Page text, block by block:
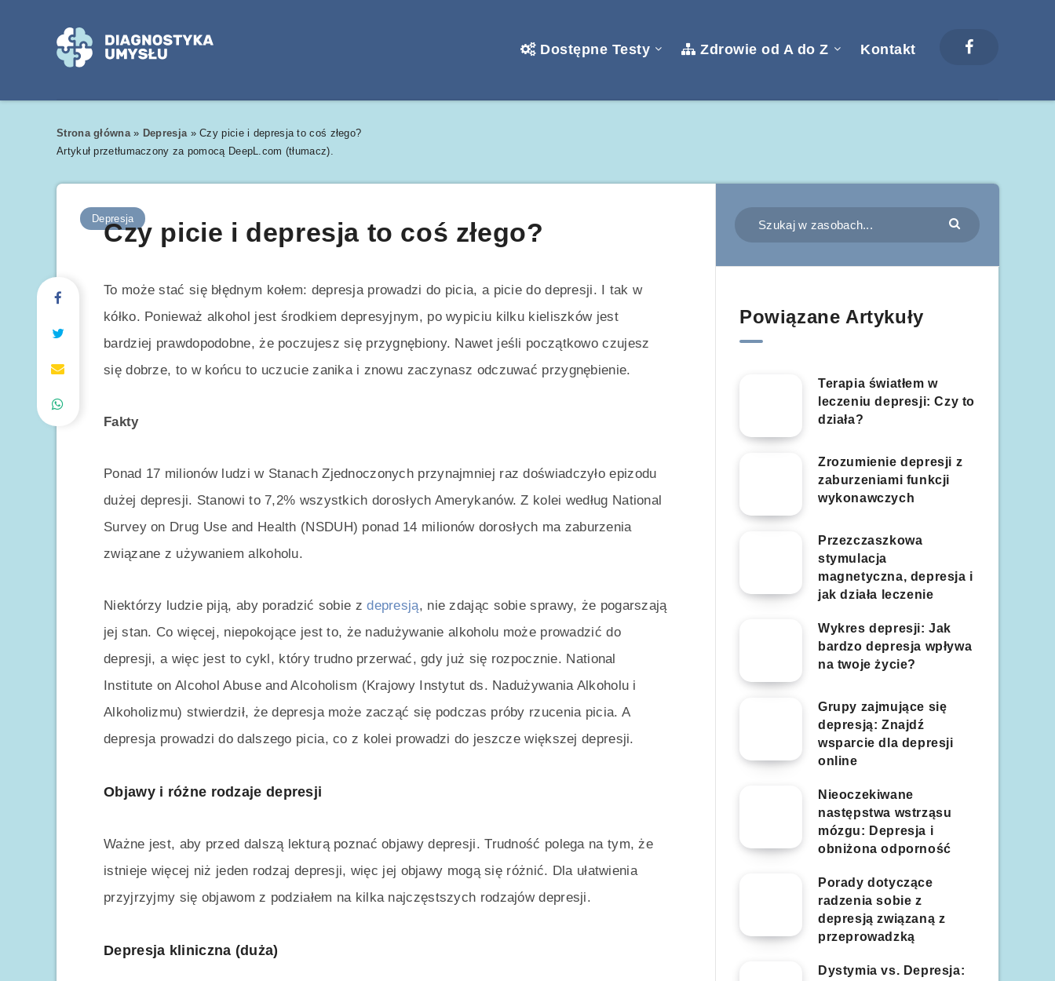
Dostępne Testy Zdrowie od A do Z Kontakt
Strona główna» Depresja»Czy picie i depresja to coś złego?
Artykuł przetłumaczony za pomocą DeepL.com (tłumacz).
Depresja
Czy picie i depresja to coś złego?
To może stać się błędnym kołem: depresja prowadzi do picia, a picie do depresji. I tak w
kółko. Ponieważ alkohol jest środkiem depresyjnym, po wypiciu kilku kieliszków jest
bardziej prawdopodobne, że poczujesz się przygnębiony. Nawet jeśli początkowo czujesz
się dobrze, to w końcu to uczucie zanika i znowu zaczynasz odczuwać przygnębienie.
Fakty
Ponad 17 milionów ludzi w Stanach Zjednoczonych przynajmniej raz doświadczyło epizodu
dużej depresji. Stanowi to 7,2% wszystkich dorosłych Amerykanów. Z kolei według National
Survey on Drug Use and Health (NSDUH) ponad 14 milionów dorosłych ma zaburzenia
związane z używaniem alkoholu.
Niektórzy ludzie piją, aby poradzić sobie zdepresją, nie zdając sobie sprawy, że pogarszają
jej stan. Co więcej, niepokojące jest to, że nadużywanie alkoholu może prowadzić do
depresji, a więc jest to cykl, który trudno przerwać, gdy już się rozpocznie. National
Institute on Alcohol Abuse and Alcoholism (Krajowy Instytut ds. Nadużywania Alkoholu i
Alkoholizmu) stwierdził, że depresja może zacząć się podczas próby rzucenia picia. A
depresja prowadzi do dalszego picia, co z kolei prowadzi do jeszcze większej depresji.
Objawy i różne rodzaje depresji
Ważne jest, aby przed dalszą lekturą poznać objawy depresji. Trudność polega na tym, że
istnieje więcej niż jeden rodzaj depresji, więc jej objawy mogą się różnić. Dla ułatwienia
przyjrzyjmy się objawom z podziałem na kilka najczęstszych rodzajów depresji.
Depresja kliniczna (duża)
Powiązane Artykuły
Terapia światłem w
leczeniu depresji: Czy to
działa?
Zrozumienie depresji z
zaburzeniami funkcji
wykonawczych
Przezczaszkowa
stymulacja
magnetyczna, depresja i
jak działa leczenie
Wykres depresji: Jak
bardzo depresja wpływa
na twoje życie?
Grupy zajmujące się
depresją: Znajdź
wsparcie dla depresji
online
Nieoczekiwane
następstwa wstrząsu
mózgu: Depresja i
obniżona odporność
Porady dotyczące
radzenia sobie z
depresją związaną z
przeprowadzką
Dystymia vs. Depresja: